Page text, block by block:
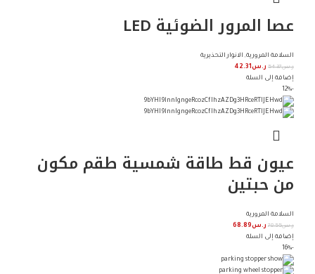
عصا المرور الضوئية LED
السلامة المرورية, الانوار التحذيرية
ر.س54.37 ر.س42.31
إضافة إلى السلة
-12%
عيون قط طاقة شمسية طقم مكون
من حبتين
السلامة المرورية
ر.س78.55 ر.س68.89
إضافة إلى السلة
-16%